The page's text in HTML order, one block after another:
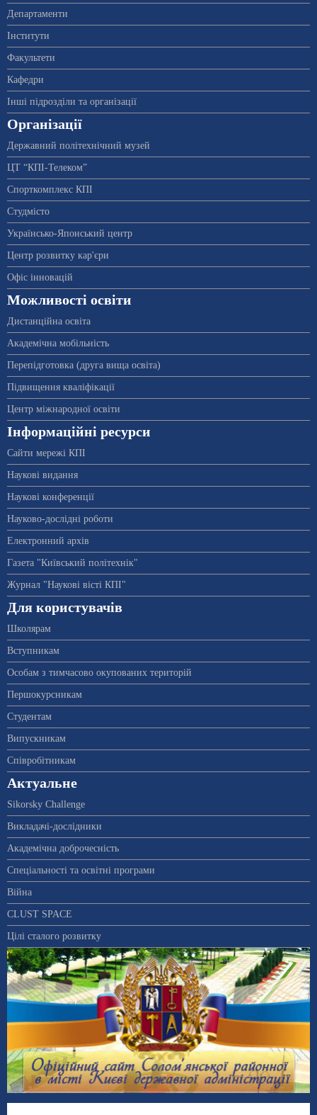
Департаменти
Інститути
Факультети
Кафедри
Інші підрозділи та організації
Організації
Державний політехнічний музей
ЦТ “КПІ-Телеком”
Спорткомплекс КПІ
Студмісто
Українсько-Японський центр
Центр розвитку кар'єри
Офіс інновацій
Можливості освіти
Дистанційна освіта
Академічна мобільність
Перепідготовка (друга вища освіта)
Підвищення кваліфікації
Центр міжнародної освіти
Інформаційні ресурси
Сайти мережі КПІ
Наукові видання
Наукові конференції
Науково-дослідні роботи
Електронний архів
Газета "Київський політехнік"
Журнал "Наукові вісті КПІ"
Для користувачів
Школярам
Вступникам
Особам з тимчасово окупованих територій
Першокурсникам
Студентам
Випускникам
Співробітникам
Актуальне
Sikorsky Challenge
Викладачі-дослідники
Академічна доброчесність
Спеціальності та освітні програми
Війна
CLUST SPACE
Цілі сталого розвитку